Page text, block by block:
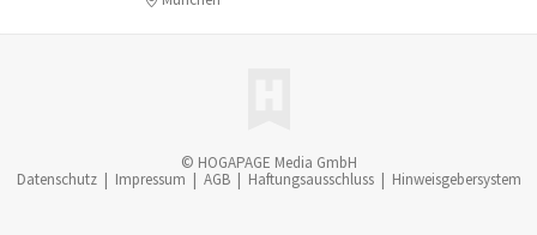
© HOGAPAGE Media GmbH
Datenschutz | Impressum | AGB | Haftungsausschluss | Hinweisgebersystem